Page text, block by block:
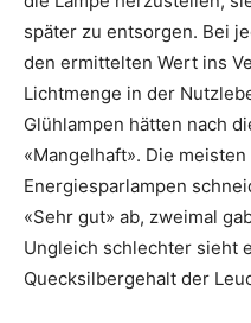
später zu entsorgen. Bei
den ermittelten Wert ins
Lichtmenge in der
Glühlampen hätten nach
«Mangelhaft». Die
Energiesparlampen
«Sehr gut» ab, zweimal
Ungleich schlechter sieht
Quecksilbergehalt der